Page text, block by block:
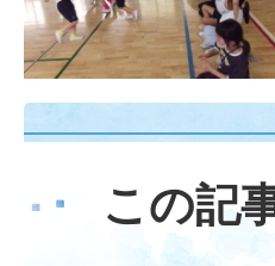
この記